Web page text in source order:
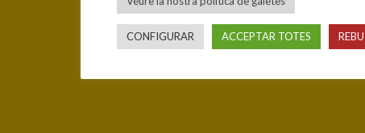
CONFIGURAR ACCEPTAR TOTES